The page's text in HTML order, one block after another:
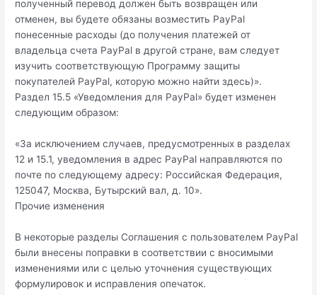
полученный перевод должен быть возвращен или
отменен, вы будете обязаны возместить PayPal
понесенные расходы (до получения платежей от
владельца счета PayPal в другой стране, вам следует
изучить соответствующую Программу защиты
покупателей PayPal, которую можно найти здесь)».
Раздел 15.5 «Уведомления для PayPal» будет изменен
следующим образом:
«За исключением случаев, предусмотренных в разделах
12 и 15.1, уведомления в адрес PayPal направляются по
почте по следующему адресу: Российская Федерация,
125047, Москва, Бутырский вал, д. 10».
Прочие изменения
В некоторые разделы Соглашения с пользователем PayPal
были внесены поправки в соответствии с вносимыми
изменениями или с целью уточнения существующих
формулировок и исправления опечаток.